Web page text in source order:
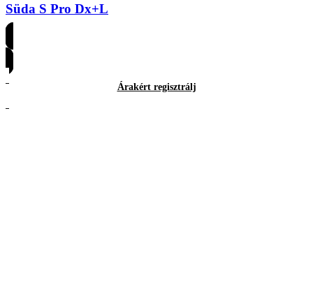
Süda S Pro Dx+L
Árakért regisztrálj